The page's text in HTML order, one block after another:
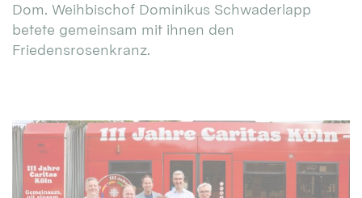
Dom. Weihbischof Dominikus Schwaderlapp
betete gemeinsam mit ihnen den
Friedensrosenkranz.